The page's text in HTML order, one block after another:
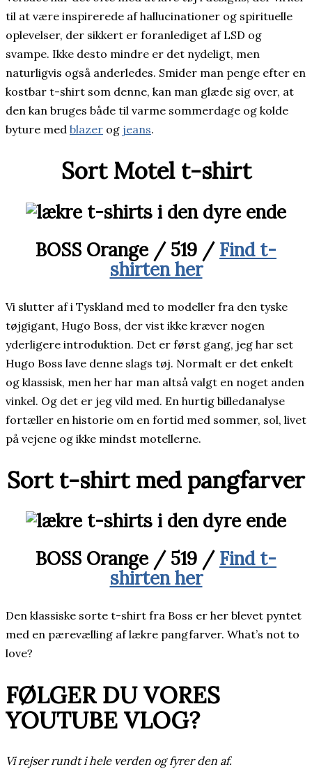
til at være inspirerede af hallucinationer og spirituelle
oplevelser, der sikkert er foranlediget af LSD og
svampe. Ikke desto mindre er det nydeligt, men
naturligvis også anderledes. Smider man penge efter en
kostbar t-shirt som denne, kan man glæde sig over, at
den kan bruges både til varme sommerdage og kolde
byture med blazer og jeans.
Sort Motel t-shirt
BOSS Orange / 519 / Find t-
shirten her
Vi slutter af i Tyskland med to modeller fra den tyske
tøjgigant, Hugo Boss, der vist ikke kræver nogen
yderligere introduktion. Det er først gang, jeg har set
Hugo Boss lave denne slags tøj. Normalt er det enkelt
og klassisk, men her har man altså valgt en noget anden
vinkel. Og det er jeg vild med. En hurtig billedanalyse
fortæller en historie om en fortid med sommer, sol, livet
på vejene og ikke mindst motellerne.
Sort t-shirt med pangfarver
BOSS Orange / 519 / Find t-
shirten her
Den klassiske sorte t-shirt fra Boss er her blevet pyntet
med en pærevælling af lækre pangfarver. What’s not to
love?
FØLGER DU VORES
YOUTUBE VLOG?
Vi rejser rundt i hele verden og fyrer den af.